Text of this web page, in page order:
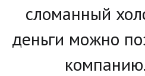
сломанный
деньги можно